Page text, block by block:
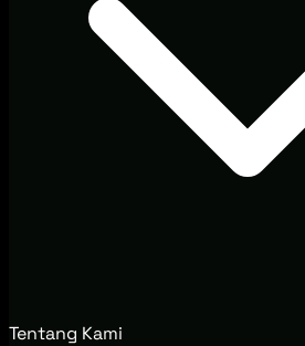
Tentang Kami